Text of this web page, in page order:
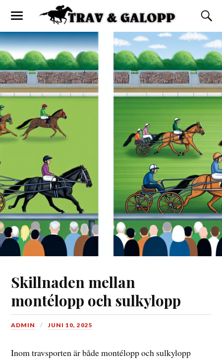
Skillnaden mellan
montélopp och sulkylopp
ADMIN JUNI 10, 2025
Inom travsporten är både montélopp och sulkylopp